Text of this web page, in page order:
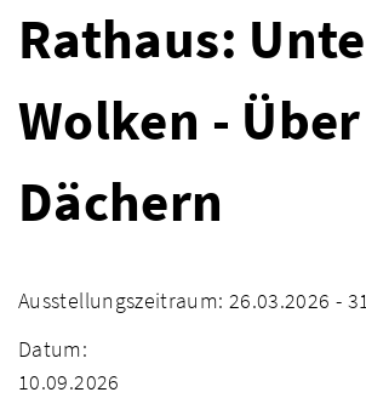
Rathaus:
Wolken -
Dächern
Ausstellungszeitraum: 26.03.2026 -
Datum:
10.09.2026